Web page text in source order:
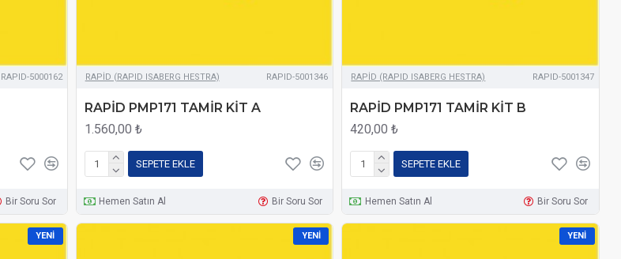
RAPID-5000162
Bir Soru Sor
RAPİD (RAPID ISABERG HESTRA) RAPID-5001346
RAPİD PMP171 TAMİR KİT A
1.560,00 ₺
SEPETE EKLE
Hemen Satın Al Bir Soru Sor
RAPİD (RAPID ISABERG HESTRA) RAPID-5001347
RAPİD PMP171 TAMİR KİT B
420,00 ₺
SEPETE EKLE
Hemen Satın Al Bir Soru Sor
YENI YENI YENI